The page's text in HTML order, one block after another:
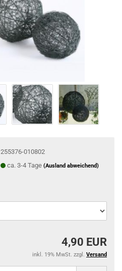
255376-010802
ca. 3-4 Tage (Ausland abweichend)
4,90 EUR
inkl. 19% MwSt. zzgl. Versand